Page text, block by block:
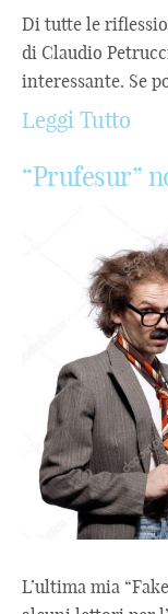
Di tutte le
di Claudio
interessante. Se
Leggi Tutto
“Prufesur”
L’ultima mia